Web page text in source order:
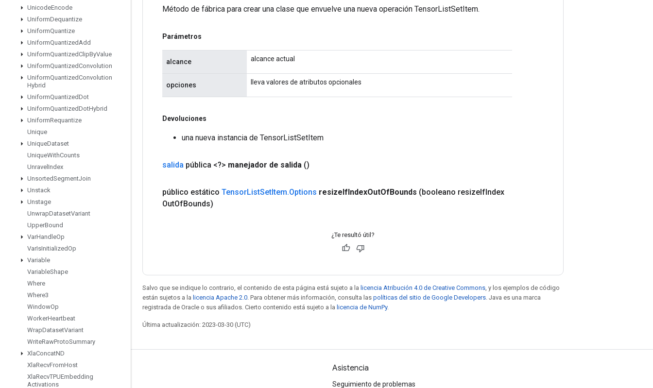
UnicodeEncode
UniformDequantize
UniformQuantize
UniformQuantizedAdd
UniformQuantizedClipByValue
UniformQuantizedConvolution
UniformQuantizedConvolution
Hybrid
UniformQuantizedDot
UniformQuantizedDotHybrid
UniformRequantize
Unique
UniqueDataset
UniqueWithCounts
Unravel Index
UnsortedSegmentJoin
Unstack
Unstage
UnwrapDatasetVariant
UpperBound
VarHandleOp
VarIsInitializedOp
Variable
VariableShape
Where
Where3
WindowOp
WorkerHeartbeat
WrapDatasetVariant
WriteRawProtoSummary
XlaConcatND
XlaRecvFromHost
XlaRecvTPUEmbedding
Activations
Método de fábrica para crear una clase que envuelve una nueva operación TensorListSetItem.
Parámetros
alcance alcance actual
opciones lleva valores de atributos opcionales
Devoluciones
una nueva instancia de TensorListSetItem
salida pública <?> manejador de salida ()
público estático TensorListSetItem.Options resizeIfIndexOutOfBounds (booleano resizeIfIndex
OutOfBounds)
¿Te resultó útil?
Salvo que se indique lo contrario, el contenido de esta página está sujeto a la licencia Atribución 4.0 de Creative Commons , y los ejemplos de código
están sujetos a la licencia Apache 2.0 . Para obtener más información, consulta las políticas del sitio de Google Developers . Java es una marca
registrada de Oracle o sus afiliados. Cierto contenido está sujeto a la licencia de NumPy.
Última actualización: 2023-03-30 (UTC)
Mantente conectado Asistencia
Seguimiento de problemas